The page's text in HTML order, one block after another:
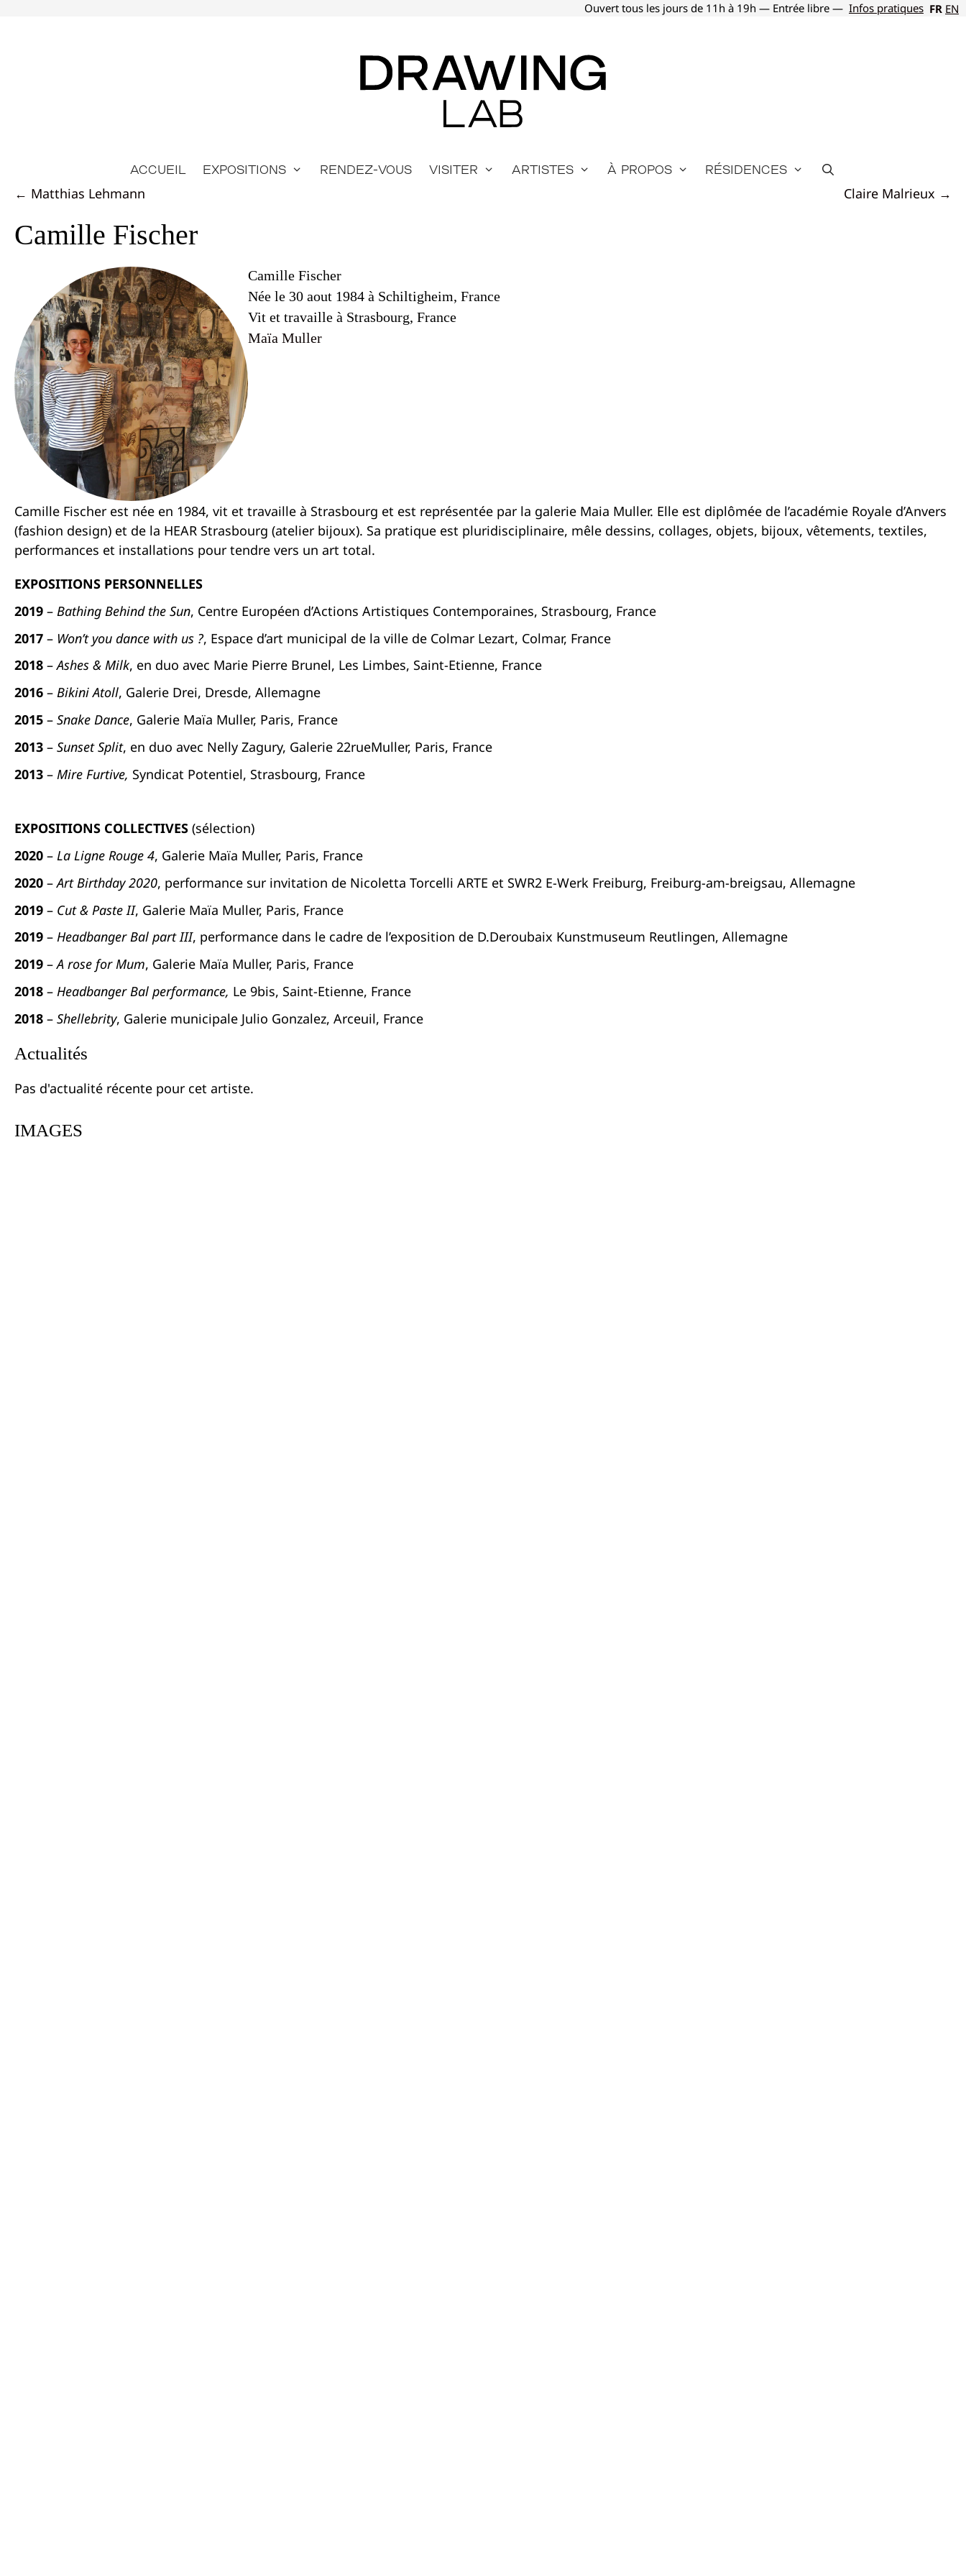
Ouvert tous les jours de 11h à 19h — Entrée libre — Infos pratiques FR EN
Accueil Expositions Rendez-vous Visiter Artistes À propos Résidences
Posts
← Matthias Lehmann Claire Malrieux →
Camille Fischer
Camille Fischer
Née le 30 aout 1984 à Schiltigheim, France
Vit et travaille à Strasbourg, France
Maïa Muller
Camille Fischer est née en 1984, vit et travaille à Strasbourg et est représentée par la galerie Maia Muller. Elle est diplômée de l’académie Royale d’Anvers
(fashion design) et de la HEAR Strasbourg (atelier bijoux). Sa pratique est pluridisciplinaire, mêle dessins, collages, objets, bijoux, vêtements, textiles,
performances et installations pour tendre vers un art total.
EXPOSITIONS PERSONNELLES
2019 – Bathing Behind the Sun, Centre Européen d’Actions Artistiques Contemporaines, Strasbourg, France
2017 – Won’t you dance with us ?, Espace d’art municipal de la ville de Colmar Lezart, Colmar, France
2018 –Ashes & Milk, en duo avec Marie Pierre Brunel, Les Limbes, Saint-Etienne, France
2016 – Bikini Atoll, Galerie Drei, Dresde, Allemagne
2015 – Snake Dance, Galerie Maïa Muller, Paris, France
2013 – Sunset Split, en duo avec Nelly Zagury, Galerie 22rueMuller, Paris, France
2013 – Mire Furtive, Syndicat Potentiel, Strasbourg, France
EXPOSITIONS COLLECTIVES (sélection)
2020 – La Ligne Rouge 4, Galerie Maïa Muller, Paris, France
2020 –Art Birthday 2020, performance sur invitation de Nicoletta Torcelli ARTE et SWR2 E-Werk Freiburg, Freiburg-am-breigsau, Allemagne
2019 – Cut & Paste II, Galerie Maïa Muller, Paris, France
2019 – Headbanger Bal part III, performance dans le cadre de l’exposition de D.Deroubaix Kunstmuseum Reutlingen, Allemagne
2019 –A rose for Mum, Galerie Maïa Muller, Paris, France
2018 – Headbanger Bal performance, Le 9bis, Saint-Etienne, France
2018 – Shellebrity, Galerie municipale Julio Gonzalez, Arceuil, France
Actualités
Pas d'actualité récente pour cet artiste.
IMAGES